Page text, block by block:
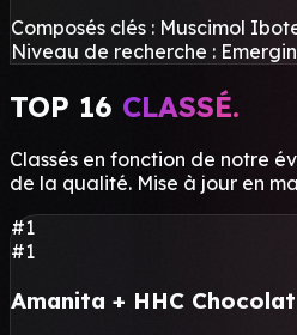
Composés clés : Muscimol
Niveau de recherche :
TOP 16 CLASSÉ.
Classés en fonction de notre
de la qualité. Mise à jour en
#1
#1
Amanita + HHC